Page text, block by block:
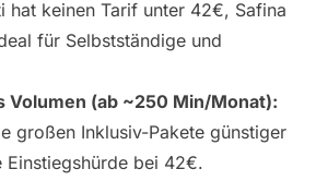
hat keinen Tarif unter 42€, Safina
für Selbstständige und
Volumen (ab ~250 Min/Monat):
großen Inklusiv-Pakete günstiger
bei 42€.